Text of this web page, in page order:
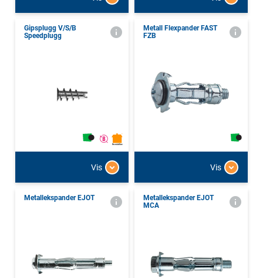
Gipsplugg V/S/B
Speedplugg
Vis
Metall Flexpander FAST
FZB
Vis
Metallekspander EJOT
Metallekspander EJOT
MCA